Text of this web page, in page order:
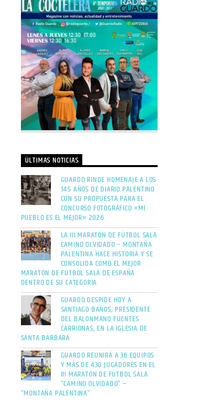
ÚLTIMAS NOTICIAS
GUARDO RINDE HOMENAJE A LOS
145 AÑOS DE DIARIO PALENTINO
CON SU PROPUESTA PARA EL
CONCURSO FOTOGRÁFICO «MI
PUEBLO ES EL MEJOR» 2026
LA III MARATÓN DE FÚTBOL SALA
CAMINO OLVIDADO – MONTAÑA
PALENTINA HACE HISTORIA Y SE
CONSOLIDA COMO EL MEJOR
MARATÓN DE FÚTBOL SALA DE ESPAÑA
DENTRO DE SU CATEGORÍA
GUARDO DESPIDE HOY A
SANTIAGO BAÑOS, PRESIDENTE
DEL BALONMANO FUENTES
CARRIONAS, EN LA IGLESIA DE
SANTA BÁRBARA
GUARDO REUNIRÁ A 36 EQUIPOS
Y MÁS DE 430 JUGADORES EN EL
III MARATÓN DE FÚTBOL SALA
“CAMINO OLVIDADO” –
“MONTAÑA PALENTINA”